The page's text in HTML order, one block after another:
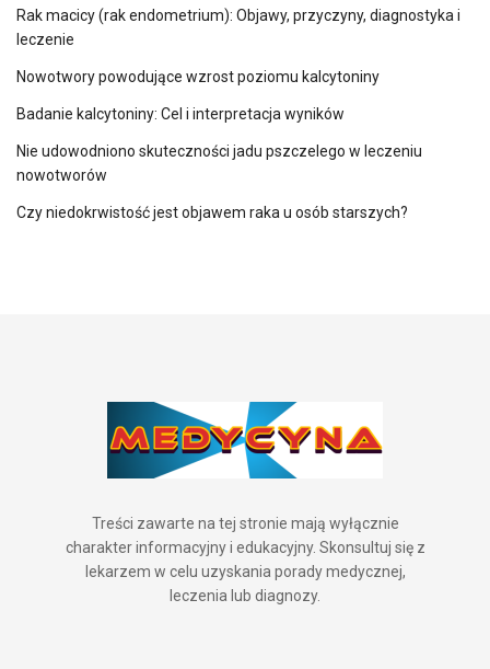
Rak macicy (rak endometrium): Objawy, przyczyny, diagnostyka i
leczenie
Nowotwory powodujące wzrost poziomu kalcytoniny
Badanie kalcytoniny: Cel i interpretacja wyników
Nie udowodniono skuteczności jadu pszczelego w leczeniu
nowotworów
Czy niedokrwistość jest objawem raka u osób starszych?
Treści zawarte na tej stronie mają wyłącznie
charakter informacyjny i edukacyjny. Skonsultuj się z
lekarzem w celu uzyskania porady medycznej,
leczenia lub diagnozy.